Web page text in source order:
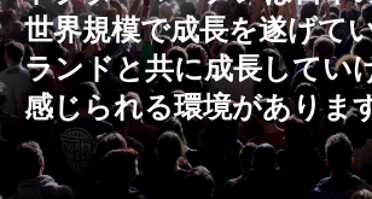
世界規模で成長を遂げて
ランドと共に成長してい
感じられる環境がありま